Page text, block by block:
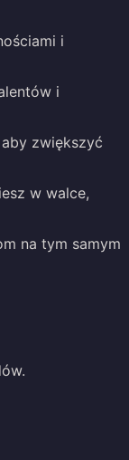
i
i
zwiększyć
w walce,
na tym samym